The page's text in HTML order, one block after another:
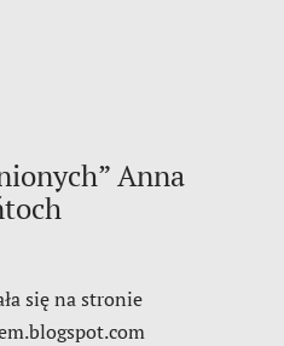
Anna
się na stronie